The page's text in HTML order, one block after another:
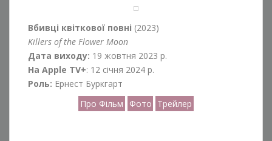
Вбивці квіткової повні (2023)
Killers of the Flower Moon
Дата виходу: 19 жовтня 2023 р.
На Apple TV+: 12 січня 2024 р.
Роль: Ернест Буркгарт
Про Фільм
Фото Трейлер